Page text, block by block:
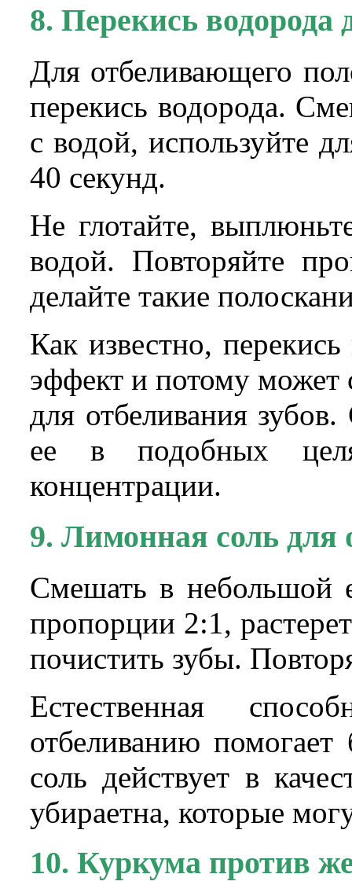
8. Перекись водорода
Для отбеливающего
перекись водорода.
с водой, используйте
40 секунд.
Не глотайте,
водой. Повторяйте
делайте такие
Как известно,
эффект и потому может
для отбеливания
ее в подобных
концентрации.
9. Лимонная соль для
Смешать в небольшой
пропорции 2:1,
почистить зубы.
Естественная
отбеливанию помогает
соль действует в
убираетна, которые
10. Куркума против